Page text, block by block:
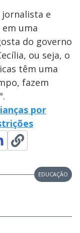
e
uma
do governo
ou seja, o
têm uma
fazem
por
EDUCAÇÃO